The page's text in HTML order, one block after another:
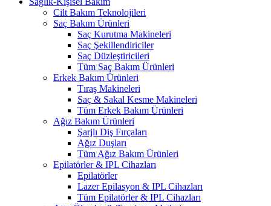
Cilt Bakım Teknolojileri
Saç Bakım Ürünleri
Saç Kurutma Makineleri
Saç Şekillendiriciler
Saç Düzleştiricileri
Tüm Saç Bakım Ürünleri
Erkek Bakım Ürünleri
Tıraş Makineleri
Saç & Sakal Kesme Makineleri
Tüm Erkek Bakım Ürünleri
Ağız Bakım Ürünleri
Şarjlı Diş Fırçaları
Ağız Duşları
Tüm Ağız Bakım Ürünleri
Epilatörler & IPL Cihazları
Epilatörler
Lazer Epilasyon & IPL Cihazları
Tüm Epilatörler & IPL Cihazları